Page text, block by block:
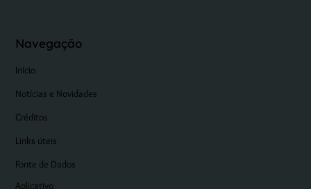
Navegação
Créditos
Links úteis
Fonte de Dados
Aplicativo
Início
Notícias e Novidades